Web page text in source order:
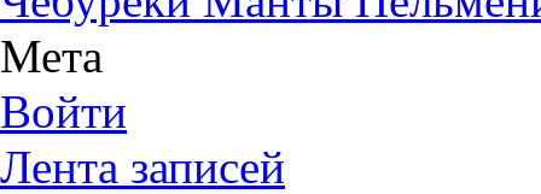
Мета
Войти
Лента записей